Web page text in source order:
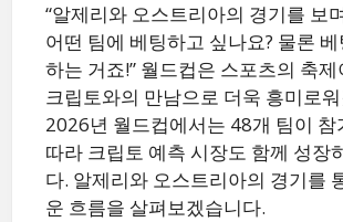
“알제리와 오스트리아의 경기를 보
어떤 팀에 베팅하고 싶나요? 물론
하는 거죠!” 월드컵은 스포츠의 축
크립토와의 만남으로 더욱 흥미로
2026년 월드컵에서는 48개 팀이 참
따라 크립토 예측 시장도 함께 성장
다. 알제리와 오스트리아의 경기를
운 흐름을 살펴보겠습니다.